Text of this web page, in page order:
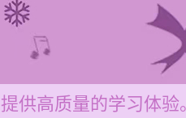
供高质量的学习体验